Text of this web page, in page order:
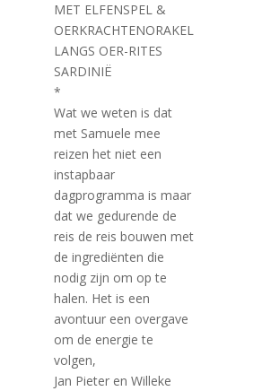
MET ELFENSPEL &
OERKRACHTENORAKEL
LANGS OER-RITES
SARDINIË
*
Wat we weten is dat
met Samuele mee
reizen het niet een
instapbaar
dagprogramma is maar
dat we gedurende de
reis de reis bouwen met
de ingrediënten die
nodig zijn om op te
halen. Het is een
avontuur een overgave
om de energie te
volgen,
Jan Pieter en Willeke